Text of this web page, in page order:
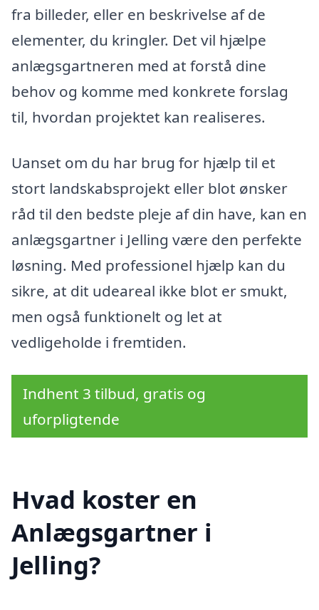
fra billeder, eller en beskrivelse af de
elementer, du kringler. Det vil hjælpe
anlægsgartneren med at forstå dine
behov og komme med konkrete forslag
til, hvordan projektet kan realiseres.
Uanset om du har brug for hjælp til et
stort landskabsprojekt eller blot ønsker
råd til den bedste pleje af din have, kan en
anlægsgartner i Jelling være den perfekte
løsning. Med professionel hjælp kan du
sikre, at dit udeareal ikke blot er smukt,
men også funktionelt og let at
vedligeholde i fremtiden.
Indhent 3 tilbud, gratis og
uforpligtende
Hvad koster en
Anlægsgartner i
Jelling?